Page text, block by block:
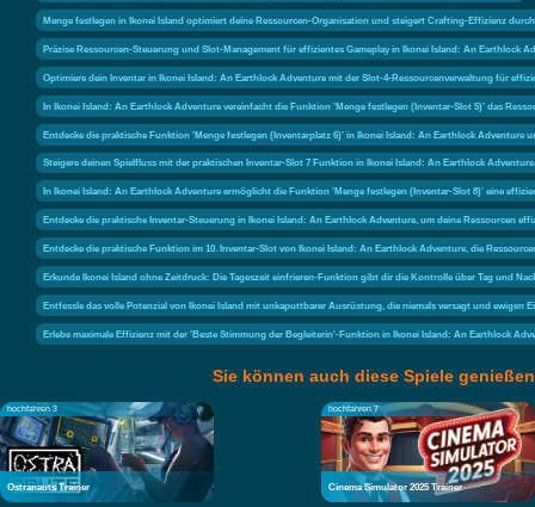
Menge festlegen in Ikonei Island optimiert deine Ressourcen-Organisation und steigert Crafting-Effizienz
Präzise Ressourcen-Steuerung und Slot-Management für effizientes Gameplay in Ikonei Island: An Earthlock
Optimiere dein Inventar in Ikonei Island: An Earthlock Adventure mit der Slot-4-Ressourcenverwaltung für
In Ikonei Island: An Earthlock Adventure vereinfacht die Funktion 'Menge festlegen (Inventar-Slot 5)' das
Entdecke die praktische Funktion 'Menge festlegen (Inventarplatz 6)' in Ikonei Island: An Earthlock
Steigere deinen Spielfluss mit der praktischen Inventar-Slot 7 Funktion in Ikonei Island: An Earthlock Adventure.
In Ikonei Island: An Earthlock Adventure ermöglicht die Funktion 'Menge festlegen (Inventar-Slot 8)' eine
Entdecke die praktische Inventar-Steuerung in Ikonei Island: An Earthlock Adventure, um deine Ressourcen
Entdecke die praktische Funktion im 10. Inventar-Slot von Ikonei Island: An Earthlock Adventure, die
Erkunde Ikonei Island ohne Zeitdruck: Die Tageszeit einfrieren-Funktion gibt dir die Kontrolle über Tag und
Entfessle das volle Potenzial von Ikonei Island mit unkaputtbarer Ausrüstung, die niemals versagt und ewigen
Erlebe maximale Effizienz mit der 'Beste Stimmung der Begleiterin'-Funktion in Ikonei Island: An Earthlock
Sie können auch diese Spiele genießen
hochfahren 3
Ostranauts Trainer
hochfahren 7
Cinema Simulator 2025 Trainer